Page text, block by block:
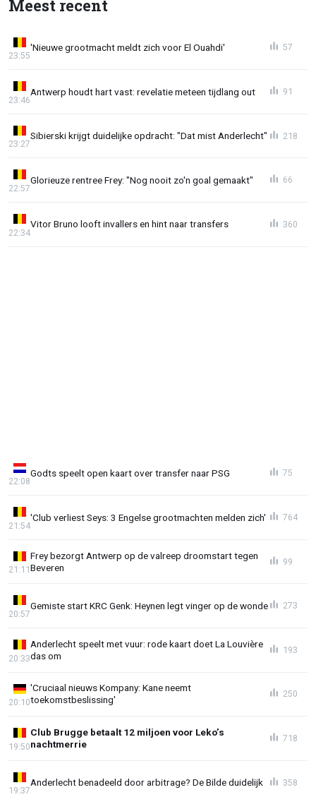
Meest recent
'Nieuwe grootmacht meldt zich voor El Ouahdi'
23:55
57
Antwerp houdt hart vast: revelatie meteen tijdlang out
23:46
91
Sibierski krijgt duidelijke opdracht: "Dat mist Anderlecht"
23:27
218
Glorieuze rentree Frey: "Nog nooit zo'n goal gemaakt"
22:57
66
Vitor Bruno looft invallers en hint naar transfers
22:34
360
Godts speelt open kaart over transfer naar PSG
22:08
75
'Club verliest Seys: 3 Engelse grootmachten melden zich'
21:54
764
Frey bezorgt Antwerp op de valreep droomstart tegen
Beveren
21:11
99
Gemiste start KRC Genk: Heynen legt vinger op de wonde
20:57
273
Anderlecht speelt met vuur: rode kaart doet La Louvière
das om
20:33
193
'Cruciaal nieuws Kompany: Kane neemt
toekomstbeslissing'
20:10
250
Club Brugge betaalt 12 miljoen voor Leko’s
nachtmerrie
19:50
718
Anderlecht benadeeld door arbitrage? De Bilde duidelijk
19:37
358